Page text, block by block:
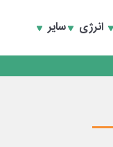
انرژی سایر